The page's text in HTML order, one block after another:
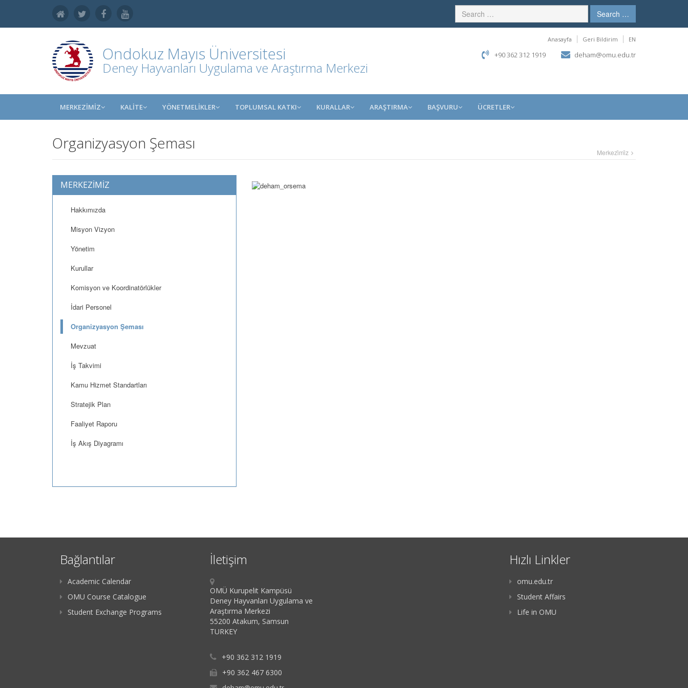
Search …
Ondokuz Mayıs Üniversitesi
Deney Hayvanları Uygulama ve Araştırma Merkezi
Anasayfa Geri Bildirim EN
+90 362 312 1919 deham@omu.edu.tr
MERKEZİMİZ KALİTE YÖNETMELİKLER TOPLUMSAL KATKI KURALLAR ARAŞTIRMA BAŞVURU ÜCRETLER
Organizyasyon Şeması Merkezi̇mi̇z
MERKEZİMİZ
Hakkımızda
Misyon Vizyon
Yönetim
Kurullar
Komisyon ve Koordinatörlükler
İdari Personel
Organizyasyon Şeması
Mevzuat
İş Takvimi
Kamu Hizmet Standartları
Stratejik Plan
Faaliyet Raporu
İş Akış Diyagramı
Bağlantılar
Academic Calendar
OMU Course Catalogue
Student Exchange Programs
İletişim
OMÜ Kurupelit Kampüsü
Deney Hayvanları Uygulama ve
Araştırma Merkezi
55200 Atakum, Samsun
TURKEY
+90 362 312 1919
+90 362 467 6300
Hızlı Linkler
omu.edu.tr
Student Affairs
Life in OMU